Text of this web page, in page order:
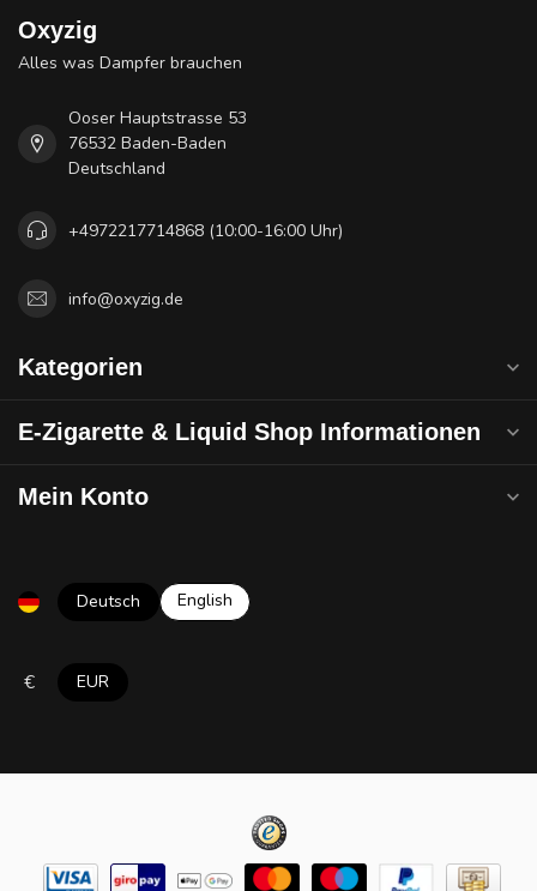
Oxyzig
Alles was Dampfer brauchen
Ooser Hauptstrasse 53
76532 Baden-Baden
Deutschland
+4972217714868 (10:00-16:00 Uhr)
info@oxyzig.de
Kategorien
E-Zigarette & Liquid Shop Informationen
Mein Konto
Deutsch English
€ EUR